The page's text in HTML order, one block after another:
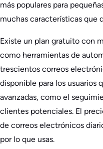
más populares para
muchas características que
Existe un plan gratuito con
como herramientas de
trescientos correos
disponible para los usuarios
avanzadas, como el
clientes potenciales. El
de correos electrónicos
por lo que usas.